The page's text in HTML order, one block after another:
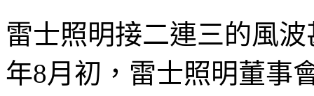
雷士照明接二連三的風
年8月初，雷士照明董事